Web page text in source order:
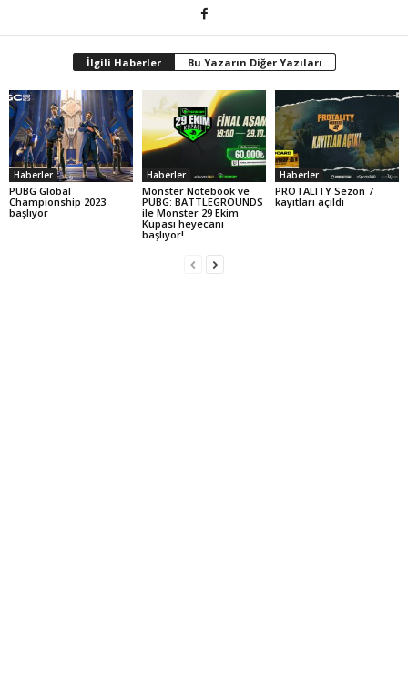
İlgili Haberler Bu Yazarın Diğer Yazıları
Haberler
PUBG Global
Championship 2023
başlıyor
Haberler
Monster Notebook ve
PUBG: BATTLEGROUNDS
ile Monster 29 Ekim
Kupası heyecanı
başlıyor!
Haberler
PROTALITY Sezon 7
kayıtları açıldı